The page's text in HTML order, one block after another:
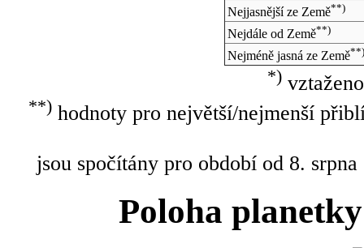
Nejjasnější ze Země**)
Nejdále od Země**)
Nejméně jasná ze Země**)
*)
**)hodnoty pro největší/nejmenší
jsou spočítány pro období od 8.
Poloha